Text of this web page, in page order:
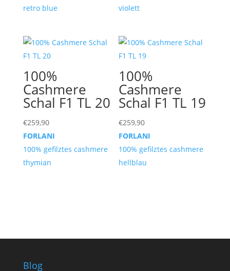
retro blue
violett
100%
Cashmere
Schal F1 TL 20
€259,90
FORLANI
100% gefilztes cashmere
thymian
100%
Cashmere
Schal F1 TL 19
€259,90
FORLANI
100% gefilztes cashmere
hellblau
Blog